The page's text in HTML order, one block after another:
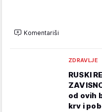
Komentariši
ZDRAVLJE
RUSKI
od ovih
krv i